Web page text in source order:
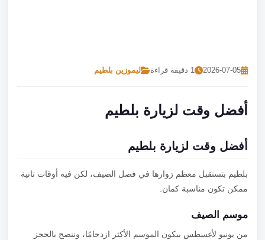
2026-07-05 1 دقيقة قراءة ليموزين بلطيم
أفضل وقت لزيارة بلطيم
أفضل وقت لزيارة بلطيم
بلطيم بتستقبل معظم زوارها في فصل الصيف، لكن فيه أوقات تانية
ممكن تكون مناسبة كمان.
موسم الصيف
من يونيو لأغسطس بيكون الموسم الأكثر ازدحامًا، وننصح بالحجز